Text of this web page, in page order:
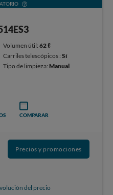
Volumen útil: 62 ℓ
Carriles telescópicos : Sí
Tipo de limpieza: Manual
COMPARAR
Precios y promociones
del precio